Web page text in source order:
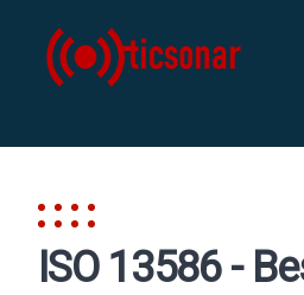
content
ISO 13586 -